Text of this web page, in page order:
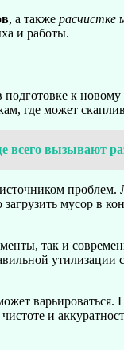
, а также расчистке
и работы.
к
где может
вызывают
мусор
так и
утилизации
и